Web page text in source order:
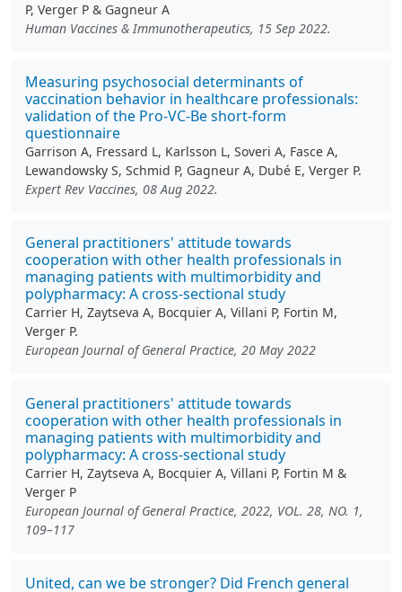
P, Verger P & Gagneur A
Human Vaccines & Immunotherapeutics, 15 Sep 2022.
Measuring psychosocial determinants of
vaccination behavior in healthcare professionals:
validation of the Pro-VC-Be short-form
questionnaire
Garrison A, Fressard L, Karlsson L, Soveri A, Fasce A,
Lewandowsky S, Schmid P, Gagneur A, Dubé E, Verger P.
Expert Rev Vaccines, 08 Aug 2022.
General practitioners' attitude towards
cooperation with other health professionals in
managing patients with multimorbidity and
polypharmacy: A cross-sectional study
Carrier H, Zaytseva A, Bocquier A, Villani P, Fortin M,
Verger P.
European Journal of General Practice, 20 May 2022
General practitioners' attitude towards
cooperation with other health professionals in
managing patients with multimorbidity and
polypharmacy: A cross-sectional study
Carrier H, Zaytseva A, Bocquier A, Villani P, Fortin M &
Verger P
European Journal of General Practice, 2022, VOL. 28, NO. 1,
109–117
United, can we be stronger? Did French general